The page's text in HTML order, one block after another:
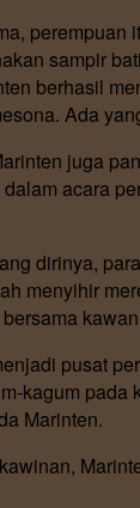
sampir
berhasil
Ada
juga
acara
dirinya,
menyihir
pusat
kagum
Marinten.